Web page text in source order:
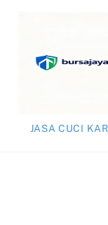
JASA CUCI